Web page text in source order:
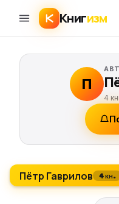
Книгизм
П
4
Пётр Гаврилов 4 кн.